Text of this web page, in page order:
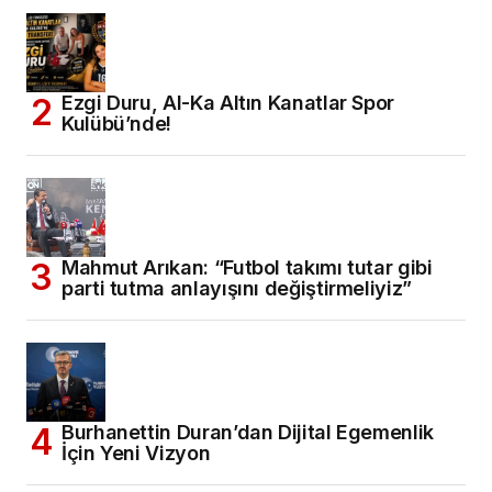
Ezgi Duru, Al-Ka Altın Kanatlar Spor
Kulübü’nde!
Mahmut Arıkan: “Futbol takımı tutar gibi
parti tutma anlayışını değiştirmeliyiz”
Burhanettin Duran’dan Dijital Egemenlik
İçin Yeni Vizyon